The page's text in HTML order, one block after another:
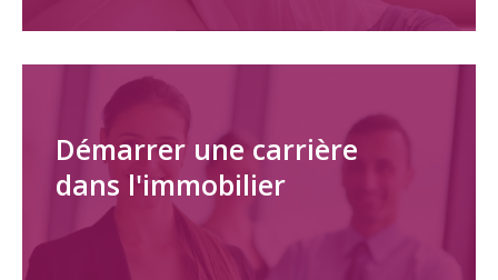
Démarrer une carrière
dans l'immobilier